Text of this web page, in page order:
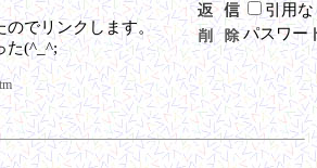
のでリンクします。
た(^_^;
引用な
パスワー